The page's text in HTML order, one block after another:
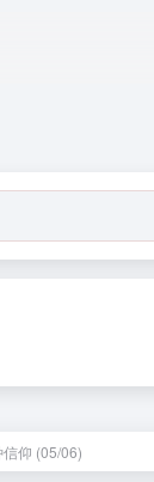
仰 (05/06)